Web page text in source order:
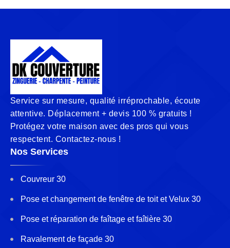
Service sur mesure, qualité irréprochable, écoute
attentive. Déplacement + devis 100 % gratuits !
Protégez votre maison avec des pros qui vous
respectent. Contactez-nous !
Nos Services
Couvreur 30
Pose et changement de fenêtre de toit et Velux 30
Pose et réparation de faîtage et faîtière 30
Ravalement de façade 30